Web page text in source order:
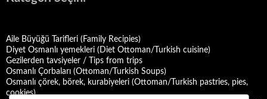
Aile Büyüğü Tarifleri (Family Recipies)
Diyet Osmanlı yemekleri (Diet Ottoman/Turkish cuisine)
Gezilerden tavsiyeler / Tips from trips
Osmanlı Çorbaları (Ottoman/Turkish Soups)
Osmanlı çörek, börek, kurabiyeleri (Ottoman/Turkish pastries, pies,
cookies)